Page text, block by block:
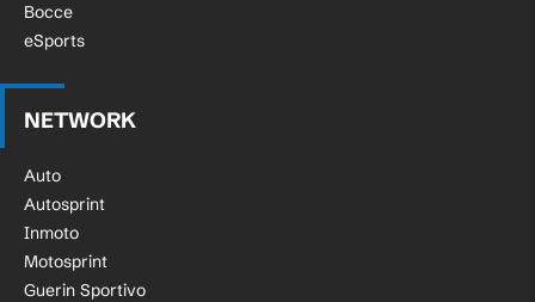
Bocce
eSports
NETWORK
Auto
Autosprint
Inmoto
Motosprint
Guerin Sportivo